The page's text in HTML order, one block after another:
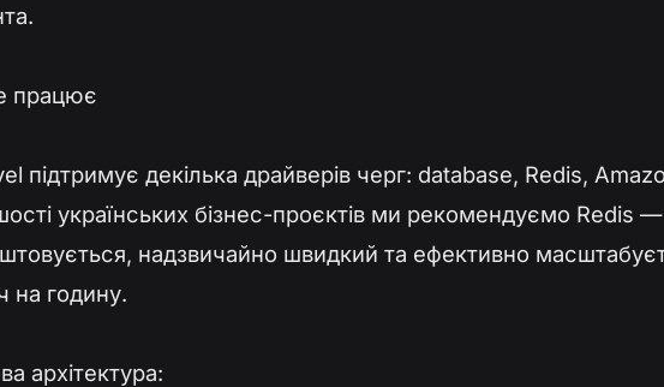
працює
підтримує декілька драйверів черг: database, Redis,
українських бізнес-проєктів ми рекомендуємо Redis —
надзвичайно швидкий та ефективно
на годину.
архітектура: